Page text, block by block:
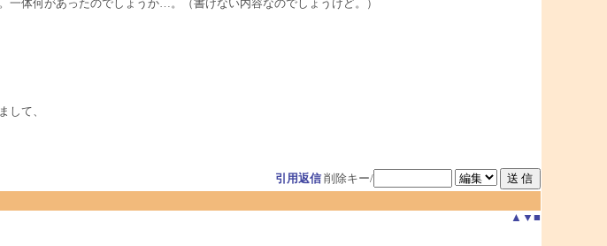
体何があったのでしょうか…。（書けない内容なのでしょうけど。）
して、
引用返信 削除キー/
▲ ▼ ■